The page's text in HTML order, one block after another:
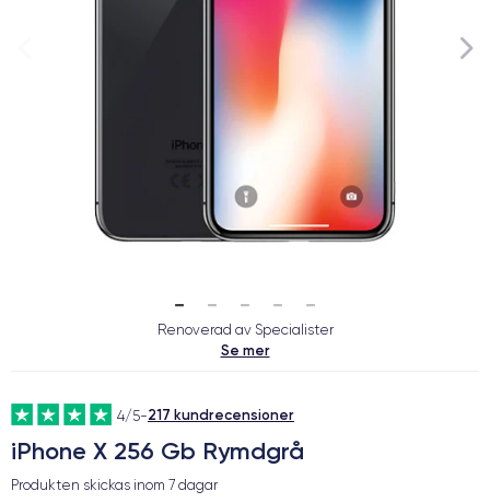
Renoverad av Specialister
Se mer
4/5-217 kundrecensioner
iPhone X 256 Gb Rymdgrå
Produkten skickas inom 7 dagar